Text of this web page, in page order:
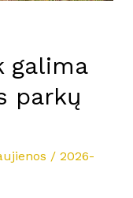
galima
parkų
/ 2026-